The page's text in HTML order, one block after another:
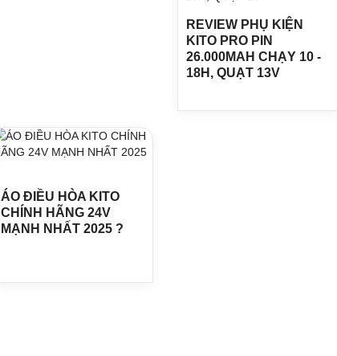
REVIEW PHỤ KIỆN
KITO PRO PIN
26.000MAH CHẠY 10 -
18H, QUẠT 13V
ÁO ĐIỀU HÒA KITO
CHÍNH HÃNG 24V
MẠNH NHẤT 2025 ?